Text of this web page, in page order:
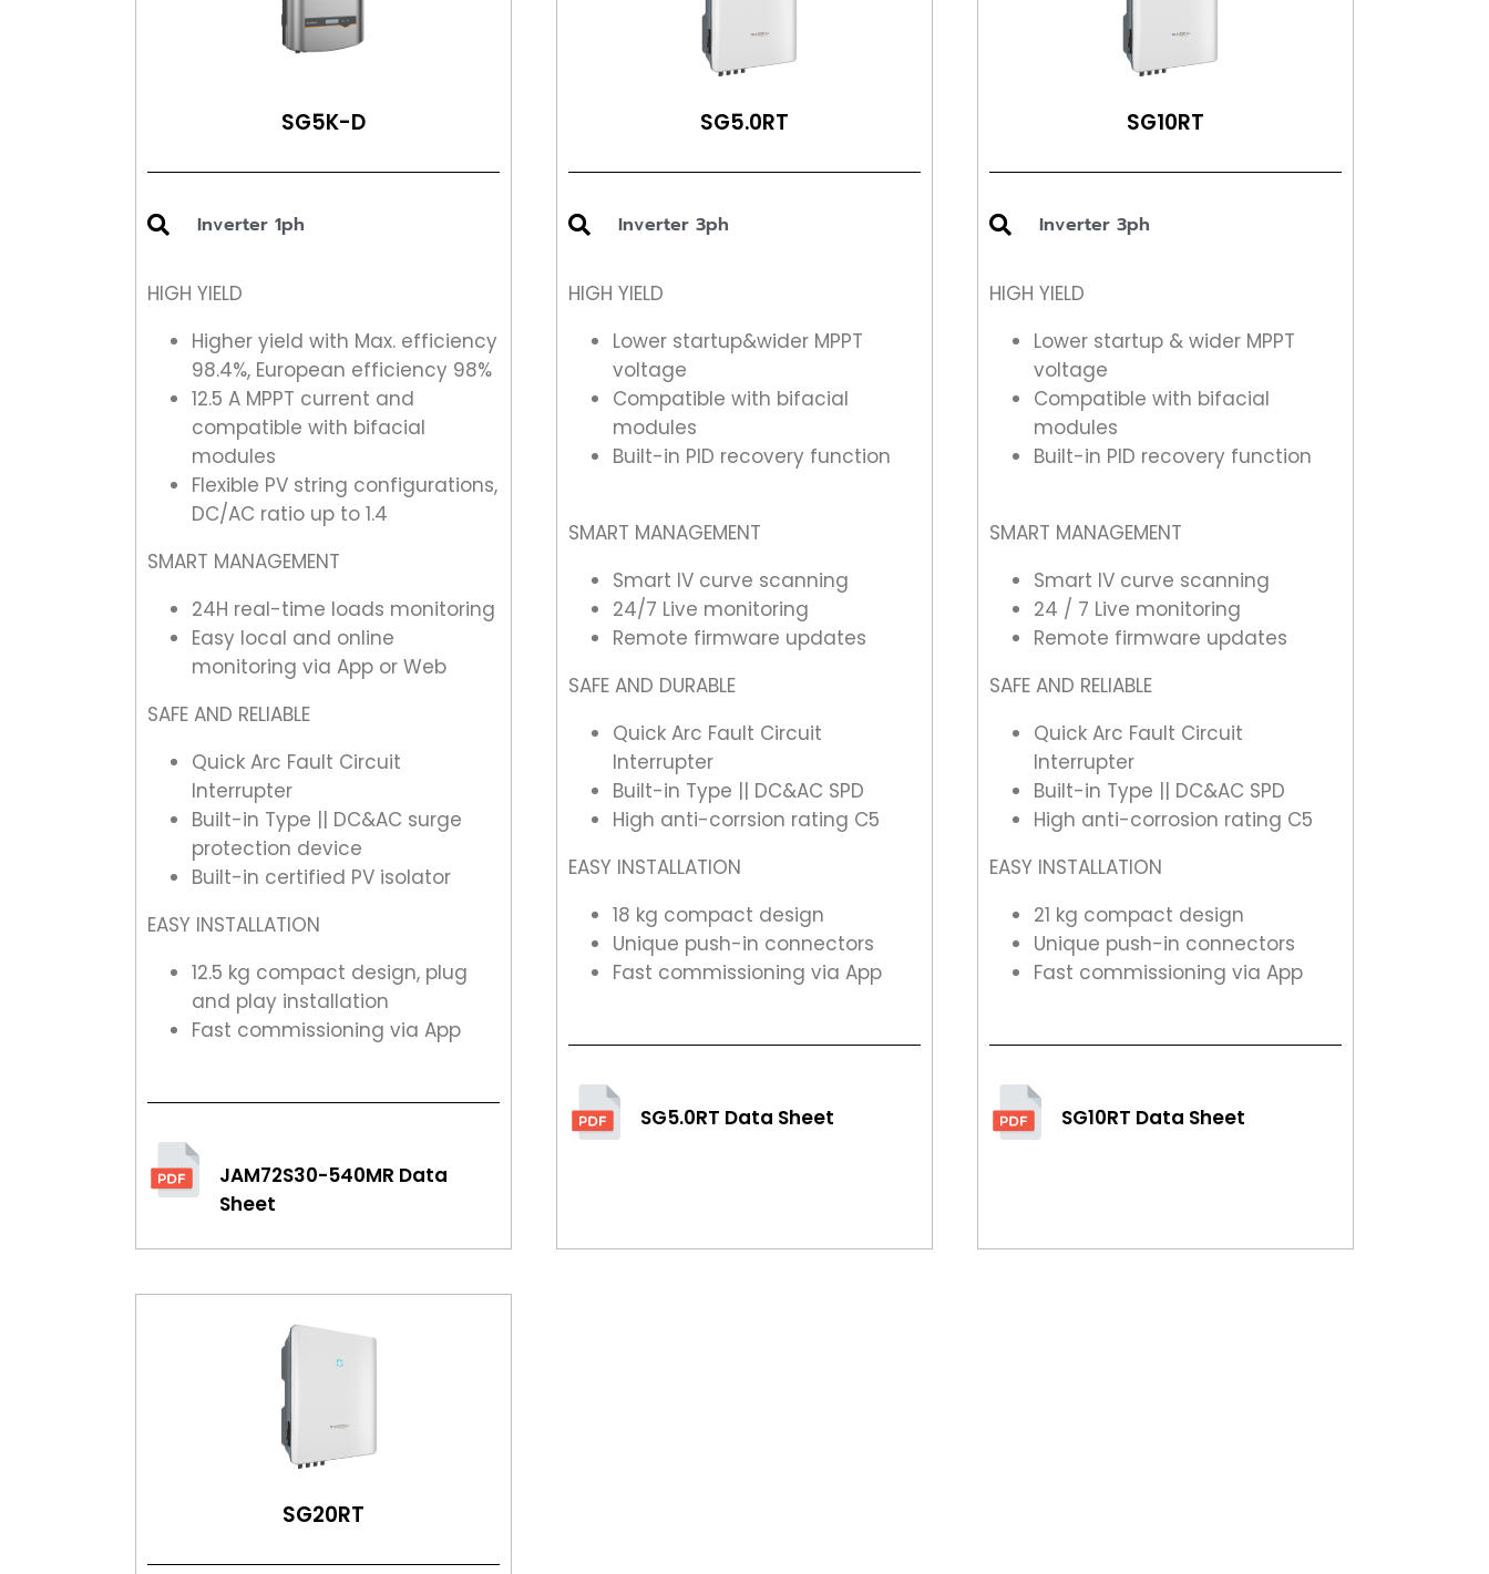
SG5K-D
Inverter 1ph
HIGH YIELD
Higher yield with Max. efficiency
98.4%, European efficiency 98%
12.5 A MPPT current and
compatible with bifacial
modules
Flexible PV string configurations,
DC/AC ratio up to 1.4
SMART MANAGEMENT
24H real-time loads monitoring
Easy local and online
monitoring via App or Web
SAFE AND RELIABLE
Quick Arc Fault Circuit
Interrupter
Built-in Type || DC&AC surge
protection device
Built-in certified PV isolator
EASY INSTALLATION
12.5 kg compact design, plug
and play installation
Fast commissioning via App
JAM72S30-540MR Data
Sheet
SG5.0RT
Inverter 3ph
HIGH YIELD
Lower startup&wider MPPT
voltage
Compatible with bifacial
modules
Built-in PID recovery function
SMART MANAGEMENT
Smart IV curve scanning
24/7 Live monitoring
Remote firmware updates
SAFE AND DURABLE
Quick Arc Fault Circuit
Interrupter
Built-in Type || DC&AC SPD
High anti-corrsion rating C5
EASY INSTALLATION
18 kg compact design
Unique push-in connectors
Fast commissioning via App
SG5.0RT Data Sheet
SG10RT
Inverter 3ph
HIGH YIELD
Lower startup & wider MPPT
voltage
Compatible with bifacial
modules
Built-in PID recovery function
SMART MANAGEMENT
Smart IV curve scanning
24 / 7 Live monitoring
Remote firmware updates
SAFE AND RELIABLE
Quick Arc Fault Circuit
Interrupter
Built-in Type || DC&AC SPD
High anti-corrosion rating C5
EASY INSTALLATION
21 kg compact design
Unique push-in connectors
Fast commissioning via App
SG10RT Data Sheet
SG20RT